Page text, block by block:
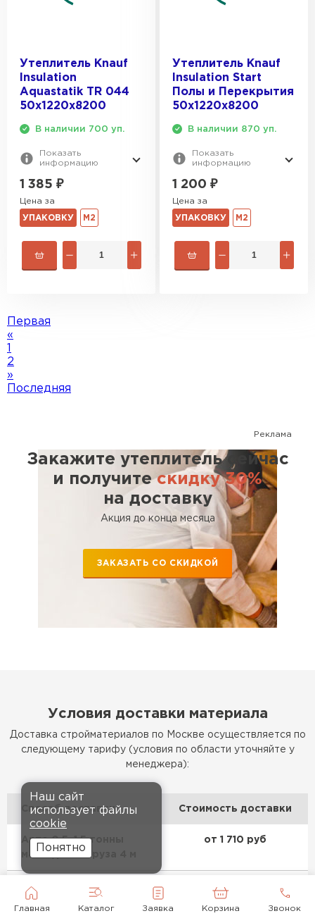
Главная Каталог Заявка Корзина Звонок
Утеплитель Knauf
Insulation
Aquastatik TR 044
50х1220х8200
В наличии 700 уп.
Показать
информацию
1 385 ₽
Цена за
УПАКОВКУ М2
Утеплитель Knauf
Insulation Start
Полы и Перекрытия
50х1220х8200
В наличии 870 уп.
Показать
информацию
1 200 ₽
Цена за
УПАКОВКУ М2
Первая
«
2
»
Последняя
Реклама
Закажите утеплитель сейчас
и получитескидку 30%
на доставку
Акция до конца месяца
ЗАКАЗАТЬ СО СКИДКОЙ
Условия доставки материала
Доставка стройматериалов по Москве осуществляется по
следующему тарифу (условия по области уточняйте у
менеджера):
Способ доставки Стоимость доставки
Авто 0,5–1,5 тонны
макс. длина груза 4 м
от 1 710 руб
Авто 2,5 тонны
макс. длина груза 6 м
от 2 880 руб
Наш сайт
использует файлы
cookie
Понятно